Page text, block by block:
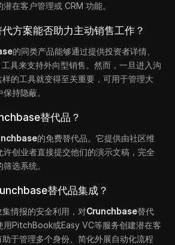
在客户管理或 CRM 功能。
方案能否助力主动销售工作？
的同类产品能够通过提供投资者详情、
具来支持外向型销售。然而，一旦进入沟
样的工具就变得至关重要，可用于管理大
持隐蔽。
替代品？
的免费替代品。它提供由社区维
许创业者直接提交他们的演示文稿，完全
选系统。
替代品集成？
情报的安全利用，对Crunchbase替代
用PitchBook或Easy VC等服务创建潜在客
助于管理多个身份、简化外展自动化流程